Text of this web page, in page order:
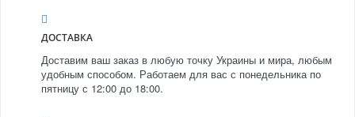
ДОСТАВКА
Доставим ваш заказ в любую точку Украины и мира, любым
удобным способом. Работаем для вас с понедельника по
пятницу с 12:00 до 18:00.